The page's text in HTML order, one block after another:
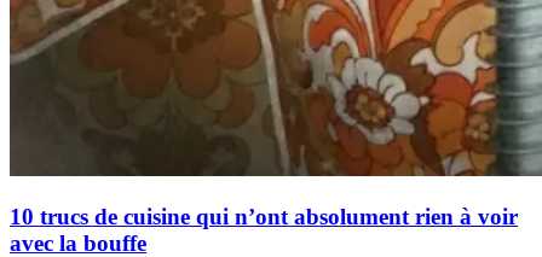
10 trucs de cuisine qui n’ont absolument rien à voir
avec la bouffe